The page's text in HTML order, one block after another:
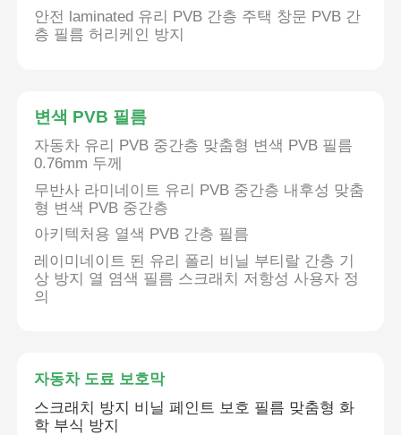
뉴스
견적 요청
자동차 도료 보호막
스마트 PDLC 필름
광색 필름
안전 laminated 유리 PVB 간층 주택 창문 PVB 간
층 필름 허리케인 방지
변색 PVB 필름
자동차 유리 PVB 중간층 맞춤형 변색 PVB 필름
0.76mm 두께
무반사 라미네이트 유리 PVB 중간층 내후성 맞춤
형 변색 PVB 중간층
아키텍처용 열색 PVB 간층 필름
레이미네이트 된 유리 폴리 비닐 부티랄 간층 기
상 방지 열 염색 필름 스크래치 저항성 사용자 정
의
자동차 도료 보호막
스크래치 방지 비닐 페인트 보호 필름 맞춤형 화
학 부식 방지